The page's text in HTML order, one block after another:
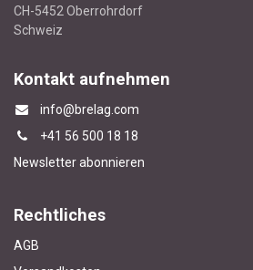
CH-5452 Oberrohrdorf
Schweiz
Kontakt aufnehmen
info@brelag.com
+41 56 500 18 18
Newsletter abonnieren
Rechtliches
AGB